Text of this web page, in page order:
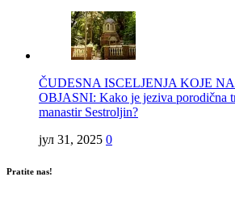
ČUDESNA ISCELJENJA KOJE
OBJASNI: Kako je jeziva porodična
manastir Sestroljin?
јул 31, 2025 0
Pratite nas!